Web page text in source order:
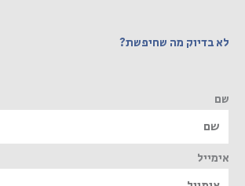
לא בדיוק מה שחיפשת?
שם
אימייל